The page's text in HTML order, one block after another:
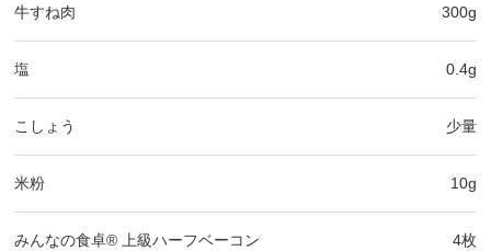
牛すね肉 300g
塩 0.4g
こしょう 少量
米粉 10g
みんなの食卓® 上級ハーフベーコン 4枚